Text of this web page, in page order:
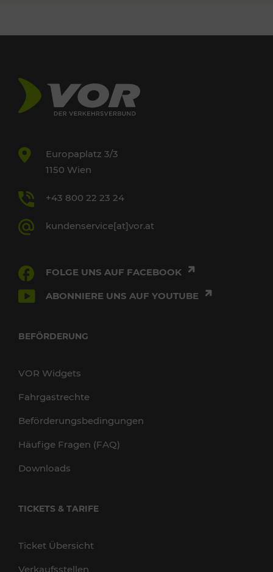
Europaplatz 3/3
1150 Wien
+43 800 22 23 24
kundenservice[at]vor.at
FOLGE UNS AUF FACEBOOK
ABONNIERE UNS AUF YOUTUBE
BEFÖRDERUNG
VOR Widgets
Fahrgastrechte
Beförderungsbedingungen
Häufige Fragen (FAQ)
Downloads
TICKETS & TARIFE
Ticket Übersicht
Verkaufsstellen